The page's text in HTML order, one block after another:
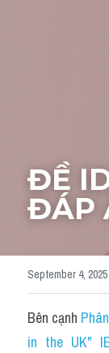
Idiom
Khác
Từ vựng
Từ vựng
ĐỀ
ĐÁP
September 4, 2025
Bên cạnh
in the UK"